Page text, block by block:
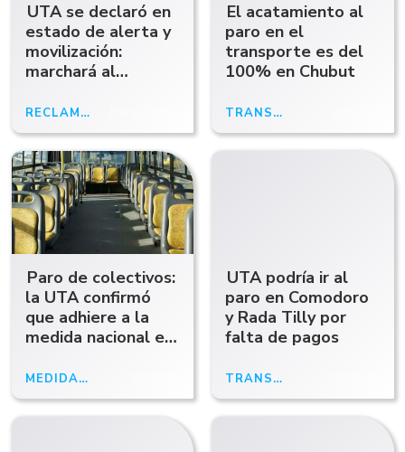
UTA se declaró en
estado de alerta y
movilización:
marchará al
situación de 75
trabajadores
RECLAMO
El acatamiento al
paro en el
transporte es del
100% en Chubut
TRANSPORTE
Paro de colectivos:
la UTA confirmó
que adhiere a la
medida nacional en
derechos laborales
MEDIDA DE FUERZA NACIONAL
UTA podría ir al
paro en Comodoro
y Rada Tilly por
falta de pagos
TRANSPORTE